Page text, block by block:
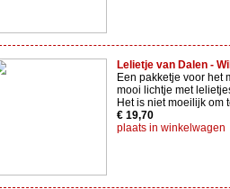
Lelietje van Dalen -
Een pakketje voor het
mooi lichtje met
Het is niet moeilijk om
€ 19,70
plaats in winkelwagen